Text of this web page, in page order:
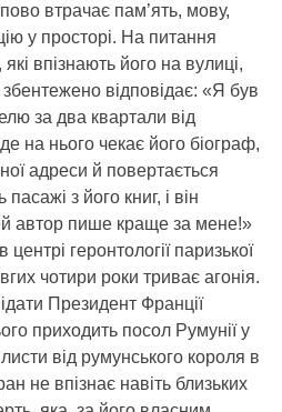
втрачає пам’ять, мову,
у просторі. На питання
впізнають його на вулиці,
відповідає: «Я був
за два квартали від
на нього чекає його біограф,
адреси й повертається
з його книг, і він
автор пише краще за мене!»
геронтології паризької
чотири роки триває агонія.
Президент Франції
приходить посол Румунії у
від румунського короля в
не впізнає навіть близьких